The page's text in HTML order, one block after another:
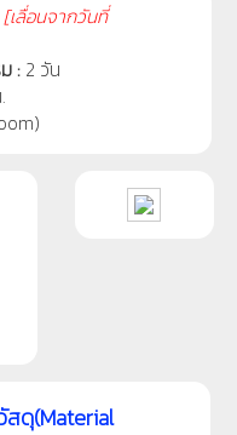
[เลื่อนจากวันที่
: 2 วัน
สดุ(Material